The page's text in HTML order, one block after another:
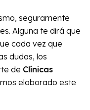
seguramente
Alguna te dirá que
cada vez que
dudas, los
de Clínicas
elaborado este